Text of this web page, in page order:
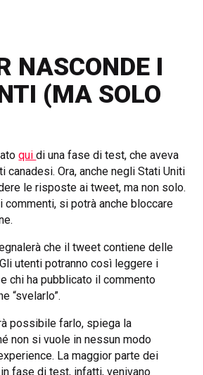
NASCONDE I
(MA SOLO
quidi una fase di test, che aveva
canadesi. Ora, anche negli Stati Uniti
le risposte ai tweet, ma non solo.
commenti, si potrà anche bloccare
che il tweet contiene delle
utenti potranno così leggere i
chi ha pubblicato il commento
“svelarlo”.
possibile farlo, spiega la
non si vuole in nessun modo
La maggior parte dei
fase di test, infatti, venivano